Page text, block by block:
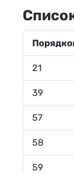
21
39
57
58
59